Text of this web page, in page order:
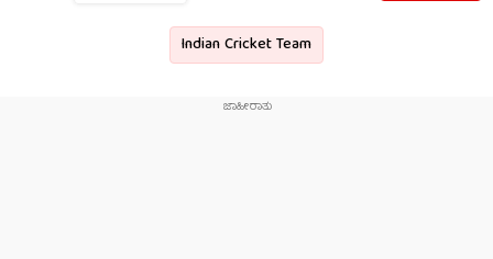
Indian Cricket Team